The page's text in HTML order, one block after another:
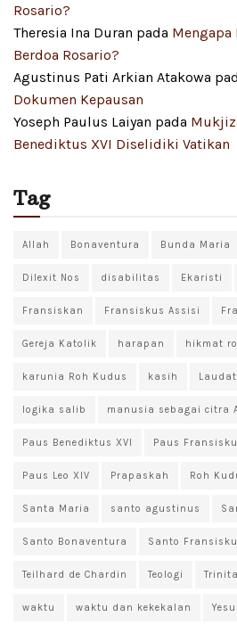
Rosario?
Theresia Ina Duran pada
Berdoa Rosario?
Agustinus Pati Arkian Atakowa
Dokumen Kepausan
Yoseph Paulus Laiyan pada
Benediktus XVI Diselidiki Vatikan
Tag
Allah Bonaventura Bunda Maria
Dilexit Nos disabilitas Ekaristi
Fransiskan Fransiskus Assisi
Gereja Katolik harapan hikmat
karunia Roh Kudus kasih
logika salib manusia sebagai citra
Paus Benediktus XVI Paus
Paus Leo XIV Prapaskah Roh
Santa Maria santo agustinus
Santo Bonaventura Santo
Teilhard de Chardin Teologi
waktu waktu dan kekekalan